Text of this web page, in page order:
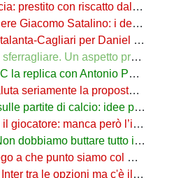
con riscatto dal Sassuolo
Giacomo Satalino: i dettagli
per Daniel Maldini: i dettagli
preoccupa Aquilani dopo il Celta
Parrotto seconda voce nel 2° tempo
la proposta neroverde
idee per gli appassionati di sport
però l’intesa con il Sassuolo
buttare tutto in vacca”
punto siamo col Sassuolo"
opzioni ma c'è il solito Cagliari